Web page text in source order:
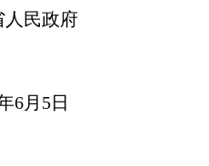
民政府
6月5日